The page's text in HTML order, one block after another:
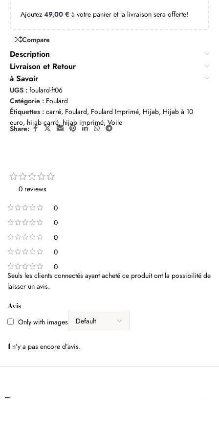
Ajoutez 49,00 € à votre panier et la livraison sera offerte!
Compare
Description
Livraison et Retour
à Savoir
UGS : foulard-ft06
Catégorie : Foulard
Étiquettes : carré, Foulard, Foulard Imprimé, Hijab, Hijab à 10
euro, hijab carré, hijab imprimé, Voile
Share:
0 reviews
0
0
0
0
0
Avis
Only with images
Il n’y a pas encore d’avis.
Seuls les clients connectés ayant acheté ce produit ont la possibilité de
laisser un avis.